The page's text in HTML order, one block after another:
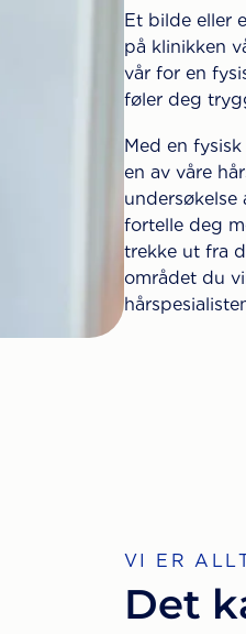
Et bilde eller
på klinikken
vår for en
føler deg
Med en
en av våre
fortelle deg
trekke ut fra
området du
VI ER
Det